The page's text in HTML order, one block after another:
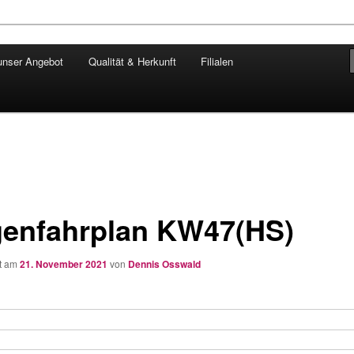
Angebot Qualität & Herkunft Filialen
KW47(HS)
am 21. November 2021 von Dennis Osswald